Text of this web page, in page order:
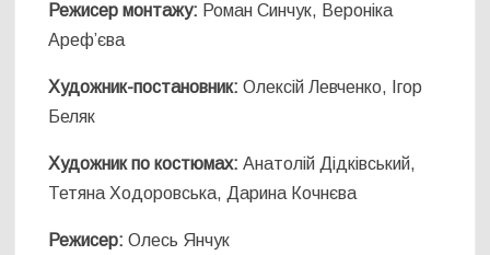
Режисер монтажу: Роман Синчук, Вероніка
Ареф’єва
Художник-постановник: Олексій Левченко, Ігор
Беляк
Художник по костюмах: Анатолій Дідківський,
Тетяна Ходоровська, Дарина Кочнєва
Режисер: Олесь Янчук